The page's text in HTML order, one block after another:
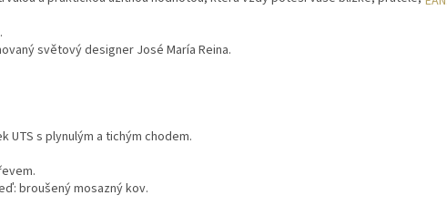
světový designer José María Reina.
UTS s plynulým a tichým chodem.
broušený mosazný kov.